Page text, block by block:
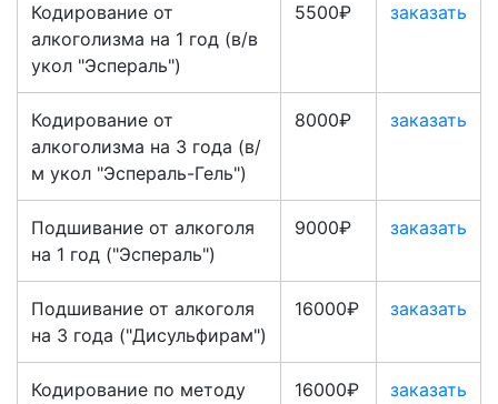
Кодирование от
алкоголизма на 1 год (в/в
укол "Эспераль")
5500₽ заказать
Кодирование от
алкоголизма на 3 года (в/
м укол "Эспераль-Гель")
8000₽ заказать
Подшивание от алкоголя
на 1 год ("Эспераль")
9000₽ заказать
Подшивание от алкоголя
на 3 года ("Дисульфирам")
16000₽ заказать
Кодирование по методу
16000₽ заказать